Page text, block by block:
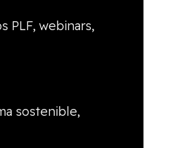
PLF, webinars,
sostenible,